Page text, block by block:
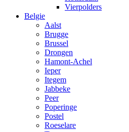
Vierpolders
Belgie
Aalst
Brugge
Brussel
Drongen
Hamont-Achel
Ieper
Itegem
Jabbeke
Peer
Poperinge
Postel
Roeselare